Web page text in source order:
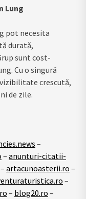
Lung
pot necesita
durată,
sunt cost-
Cu o singură
vizibilitate crescută,
de zile.
–
– anunturi-citatii-
– artacunoasterii.ro –
–
– blog20.ro –